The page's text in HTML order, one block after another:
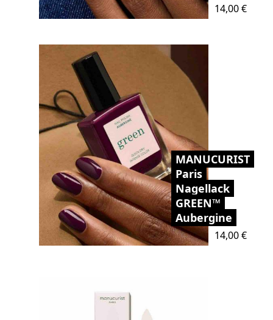
Preis
14,00 €
MANUCURIST
Paris
Nagellack
GREEN™
Aubergine
Preis
14,00 €